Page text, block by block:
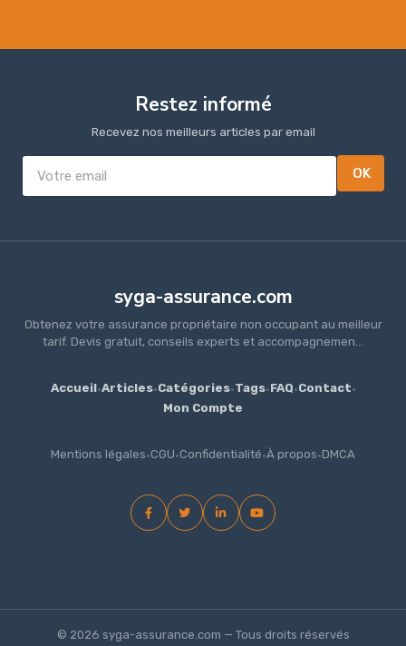
Restez informé
Recevez nos meilleurs articles par email
OK
syga-assurance.com
Obtenez votre assurance propriétaire non occupant au meilleur
tarif. Devis gratuit, conseils experts et accompagnemen...
Accueil·Articles·Catégories·Tags·FAQ·Contact·
Mon Compte
Mentions légales·CGU·Confidentialité·À propos·DMCA
© 2026 syga-assurance.com — Tous droits réservés